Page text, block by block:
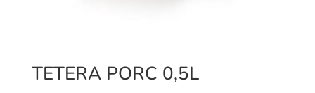
TETERA PORC 0,5L